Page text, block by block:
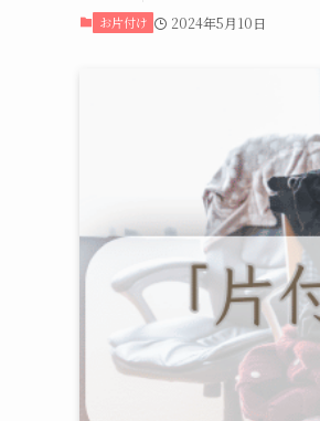
お片付け 2024年5月10日